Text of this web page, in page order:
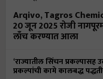
Arqivo, Tagros
20 जून 2025 रोजी
लाँच करण्यात आला
‘राज्यातील सिंचन प्रकल्पासह
प्रकल्पांची कामे कालबद्ध